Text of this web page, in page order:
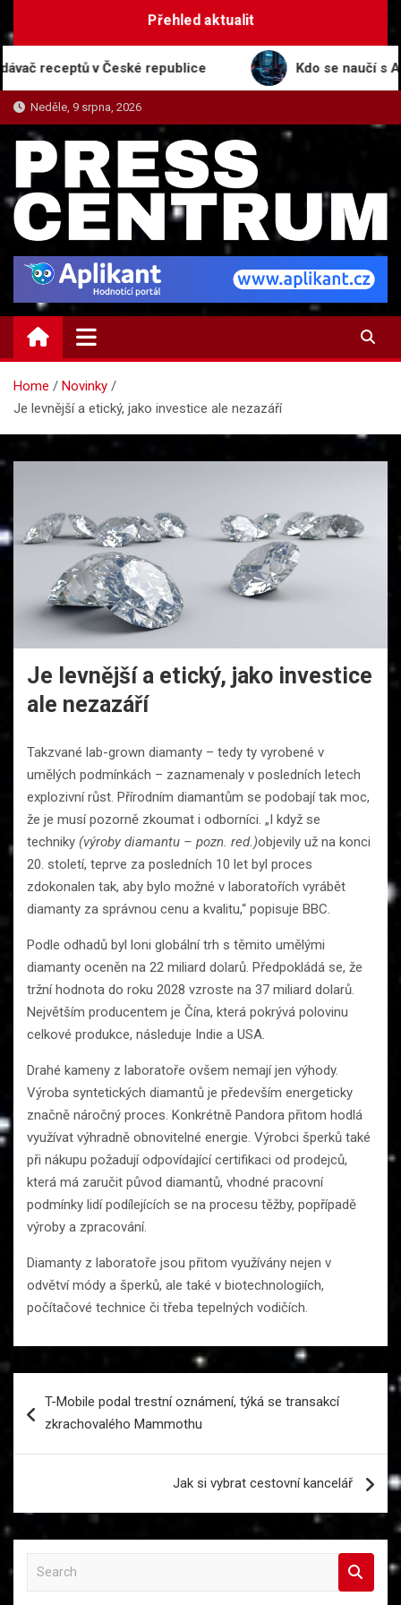
to
Přehled aktualit
v České republice Kdo se naučí s AI, ten
Neděle, 9 srpna, 2026
PRESS-CENTRUM.CZ
Magazín informací a tiskových zpráv
Home
Novinky
Je levnější a etický, jako investice ale nezazáří
Je levnější a etický, jako investice
ale nezazáří
Takzvané lab-grown diamanty – tedy ty vyrobené v
umělých podmínkách – zaznamenaly v posledních letech
explozivní růst. Přírodním diamantům se podobají tak moc,
že je musí pozorně zkoumat i odborníci. „I když se
techniky (výroby diamantu – pozn. red.)objevily už na konci
20. století, teprve za posledních 10 let byl proces
zdokonalen tak, aby bylo možné v laboratořích vyrábět
diamanty za správnou cenu a kvalitu,“ popisuje BBC.
Podle odhadů byl loni globální trh s těmito umělými
diamanty oceněn na 22 miliard dolarů. Předpokládá se, že
tržní hodnota do roku 2028 vzroste na 37 miliard dolarů.
Největším producentem je Čína, která pokrývá polovinu
celkové produkce, následuje Indie a USA.
Drahé kameny z laboratoře ovšem nemají jen výhody.
Výroba syntetických diamantů je především energeticky
značně náročný proces. Konkrétně Pandora přitom hodlá
využívat výhradně obnovitelné energie. Výrobci šperků také
při nákupu požadují odpovídající certifikaci od prodejců,
která má zaručit původ diamantů, vhodné pracovní
podmínky lidí podílejících se na procesu těžby, popřípadě
výroby a zpracování.
Diamanty z laboratoře jsou přitom využívány nejen v
odvětví módy a šperků, ale také v biotechnologiích,
počítačové technice či třeba tepelných vodičích.
pro
T-Mobile podal trestní oznámení, týká se transakcí
zkrachovalého Mammothu
Jak si vybrat cestovní kancelář